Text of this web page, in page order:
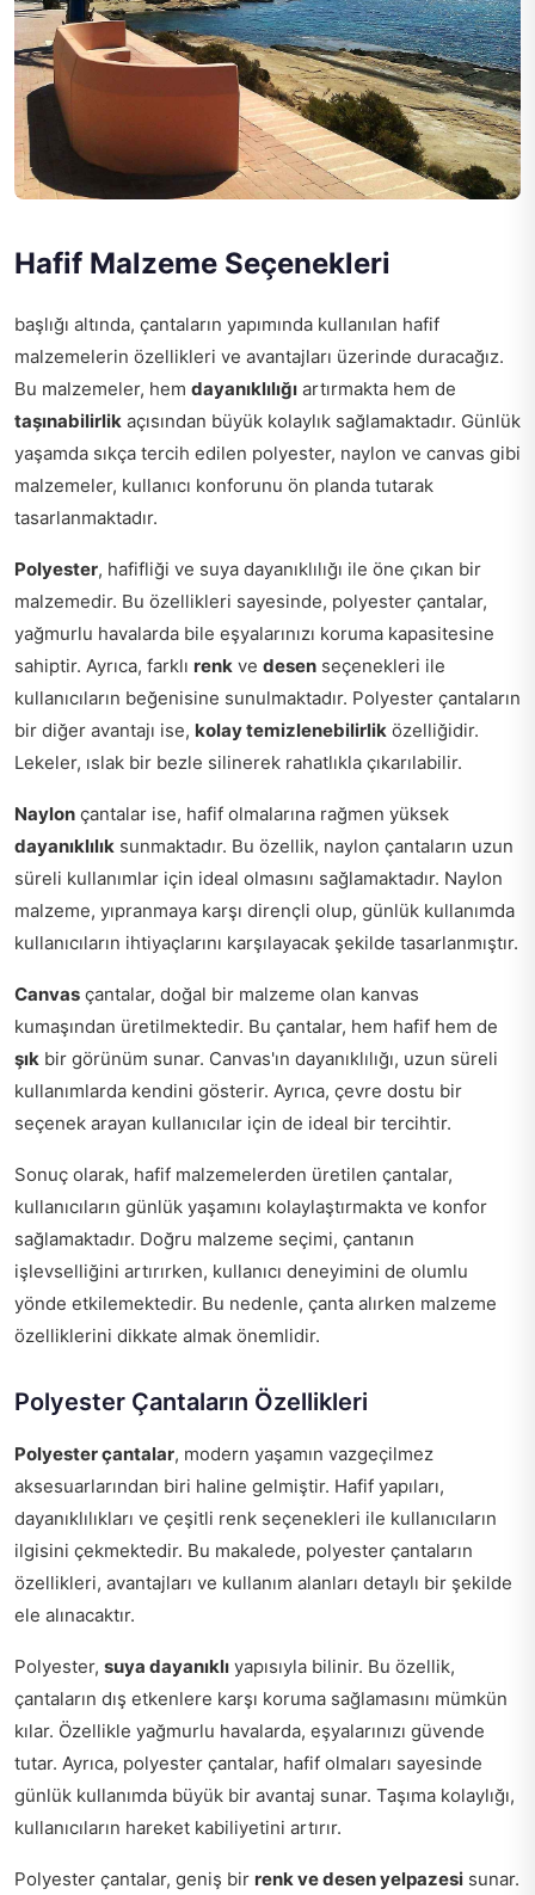
Hafif Malzeme Seçenekleri
başlığı altında, çantaların yapımında kullanılan hafif
malzemelerin özellikleri ve avantajları üzerinde duracağız.
Bu malzemeler, hem dayanıklılığı artırmakta hem de
taşınabilirlik açısından büyük kolaylık sağlamaktadır. Günlük
yaşamda sıkça tercih edilen polyester, naylon ve canvas gibi
malzemeler, kullanıcı konforunu ön planda tutarak
tasarlanmaktadır.
Polyester, hafifliği ve suya dayanıklılığı ile öne çıkan bir
malzemedir. Bu özellikleri sayesinde, polyester çantalar,
yağmurlu havalarda bile eşyalarınızı koruma kapasitesine
sahiptir. Ayrıca, farklı renk ve desen seçenekleri ile
kullanıcıların beğenisine sunulmaktadır. Polyester çantaların
bir diğer avantajı ise, kolay temizlenebilirlik özelliğidir.
Lekeler, ıslak bir bezle silinerek rahatlıkla çıkarılabilir.
Naylon çantalar ise, hafif olmalarına rağmen yüksek
dayanıklılık sunmaktadır. Bu özellik, naylon çantaların uzun
süreli kullanımlar için ideal olmasını sağlamaktadır. Naylon
malzeme, yıpranmaya karşı dirençli olup, günlük kullanımda
kullanıcıların ihtiyaçlarını karşılayacak şekilde tasarlanmıştır.
Canvas çantalar, doğal bir malzeme olan kanvas
kumaşından üretilmektedir. Bu çantalar, hem hafif hem de
şık bir görünüm sunar. Canvas'ın dayanıklılığı, uzun süreli
kullanımlarda kendini gösterir. Ayrıca, çevre dostu bir
seçenek arayan kullanıcılar için de ideal bir tercihtir.
Sonuç olarak, hafif malzemelerden üretilen çantalar,
kullanıcıların günlük yaşamını kolaylaştırmakta ve konfor
sağlamaktadır. Doğru malzeme seçimi, çantanın
işlevselliğini artırırken, kullanıcı deneyimini de olumlu
yönde etkilemektedir. Bu nedenle, çanta alırken malzeme
özelliklerini dikkate almak önemlidir.
Polyester Çantaların Özellikleri
Polyester çantalar, modern yaşamın vazgeçilmez
aksesuarlarından biri haline gelmiştir. Hafif yapıları,
dayanıklılıkları ve çeşitli renk seçenekleri ile kullanıcıların
ilgisini çekmektedir. Bu makalede, polyester çantaların
özellikleri, avantajları ve kullanım alanları detaylı bir şekilde
ele alınacaktır.
Polyester, suya dayanıklı yapısıyla bilinir. Bu özellik,
çantaların dış etkenlere karşı koruma sağlamasını mümkün
kılar. Özellikle yağmurlu havalarda, eşyalarınızı güvende
tutar. Ayrıca, polyester çantalar, hafif olmaları sayesinde
günlük kullanımda büyük bir avantaj sunar. Taşıma kolaylığı,
kullanıcıların hareket kabiliyetini artırır.
Polyester çantalar, geniş bir renk ve desen yelpazesi sunar.